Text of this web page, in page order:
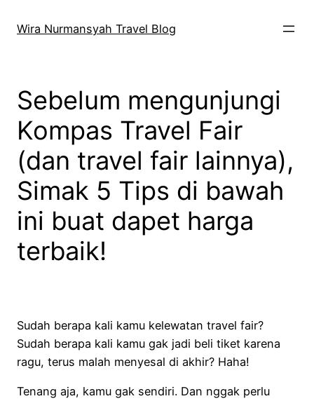
Wira Nurmansyah Travel Blog
Sebelum mengunjungi
Kompas Travel Fair
(dan travel fair lainnya),
Simak 5 Tips di bawah
ini buat dapet harga
terbaik!
Sudah berapa kali kamu kelewatan travel fair?
Sudah berapa kali kamu gak jadi beli tiket karena
ragu, terus malah menyesal di akhir? Haha!
Tenang aja, kamu gak sendiri. Dan nggak perlu